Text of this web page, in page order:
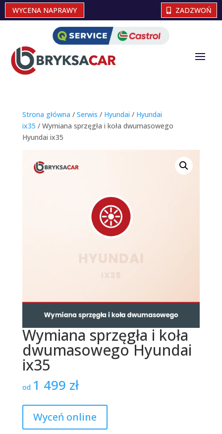
WYCENA NAPRAWY ZADZWOŃ
Strona główna / Serwis / Hyundai / Hyundai
ix35 / Wymiana sprzęgła i koła dwumasowego
Hyundai ix35
Wymiana sprzęgła i koła
dwumasowego Hyundai
ix35
od 1 499 zł
Wyceń online